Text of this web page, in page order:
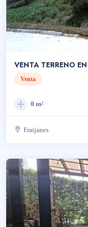
VENTA TERRENO
CARRETERA A EL
Venta
0 m²
Fraijanes